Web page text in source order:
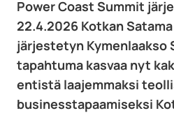
Power Coast Summit
22.4.2026 Kotkan
järjestetyn Kymenlaakso
tapahtuma kasvaa nyt
entistä laajemmaksi
businesstapaamiseksi